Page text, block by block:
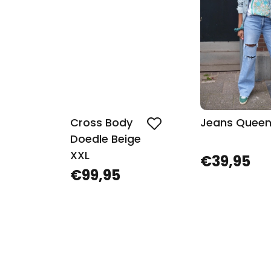
Cross Body
Doedle Beige
XXL
€99,95
Jeans
€39,95